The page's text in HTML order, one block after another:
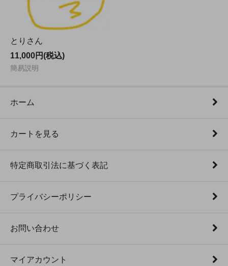
とりさん
11,000円(税込)
簡易説明
ホーム
カートを見る
特定商取引法に基づく表記
プライバシーポリシー
お問い合わせ
マイアカウント